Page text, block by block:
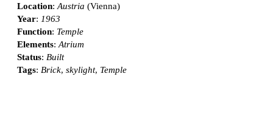
Location: Austria (Vienna)
Year: 1963
Function: Temple
Elements: Atrium
Status: Built
Tags: Brick, skylight, Temple